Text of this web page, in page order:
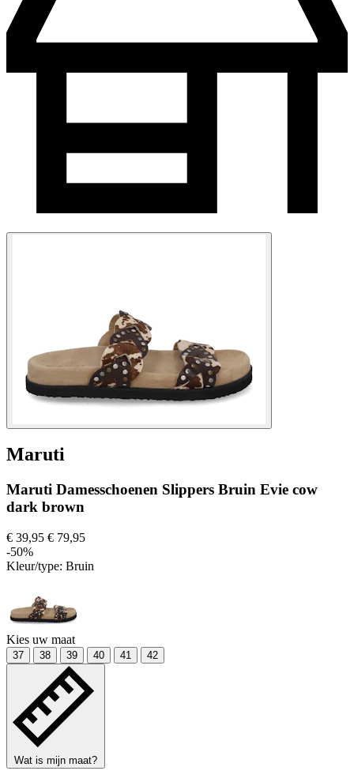
Maruti
Maruti Damesschoenen Slippers Bruin Evie cow
dark brown
€ 39,95 € 79,95
-50%
Kleur/type: Bruin
Kies uw maat
37 38 39 40 41 42
Wat is mijn maat?